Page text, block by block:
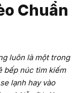
Chuẩn
luôn là một trong
bếp núc tìm kiếm
lạnh hay vào